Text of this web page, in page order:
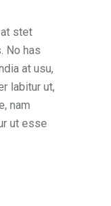
stet
No has
at usu,
labitur ut,
nam
ut esse